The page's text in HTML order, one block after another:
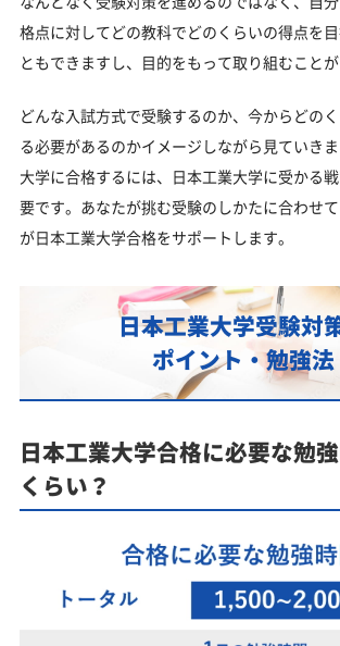
格点に対してどの教科でどのくらいの得点を
ともできますし、目的をもって取り組むことが
どんな入試方式で受験するのか、今からどの
る必要があるのかイメージしながら見ていき
大学に合格するには、日本工業大学に受かる
要です。あなたが挑む受験のしかたに合わせ
が日本工業大学合格をサポートします。
日本工業大学受験対
ポイント・勉強法
日本工業大学合格に必要な勉
くらい？